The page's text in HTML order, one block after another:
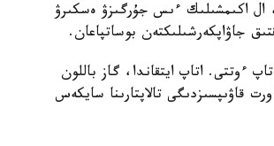
ال اكىمشىلىك ءىس جۇرگىزۋ ەسكىرۋ
جاۋاپكەرشىلىكتەن بوساتپاعان.
ءوتتى. اتاپ ايتقاندا، گاز باللون
قاۋىپسىزدىگى تالاپتارىنا سايكەس